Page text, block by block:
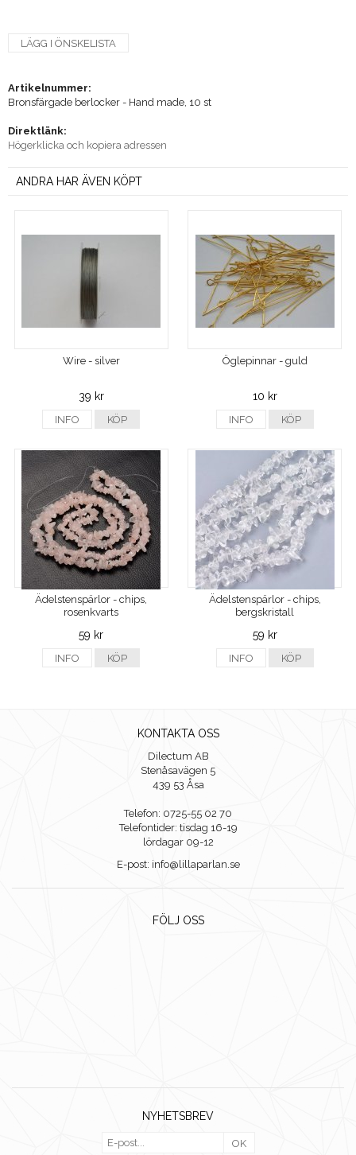
LÄGG I ÖNSKELISTA
Artikelnummer:
Bronsfärgade berlocker - Hand made, 10 st
Direktlänk:
Högerklicka och kopiera adressen
ANDRA HAR ÄVEN KÖPT
Wire - silver
39 kr
INFO KÖP
Öglepinnar - guld
10 kr
INFO KÖP
Ädelstenspärlor - chips,
rosenkvarts
59 kr
INFO KÖP
Ädelstenspärlor - chips,
bergskristall
59 kr
INFO KÖP
KONTAKTA OSS
Dilectum AB
Stenåsavägen 5
439 53 Åsa
Telefon: 0725-55 02 70
Telefontider: tisdag 16-19
lördagar 09-12
E-post: info@lillaparlan.se
FÖLJ OSS
NYHETSBREV
OK